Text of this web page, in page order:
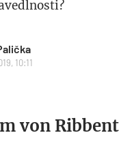
10:11
von